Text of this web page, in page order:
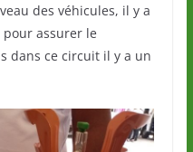
des véhicules, il y a
assurer le
dans ce circuit il y a un